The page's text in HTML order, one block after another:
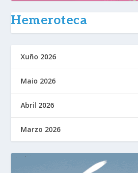
Hemeroteca
Xuño 2026
Maio 2026
Abril 2026
Marzo 2026